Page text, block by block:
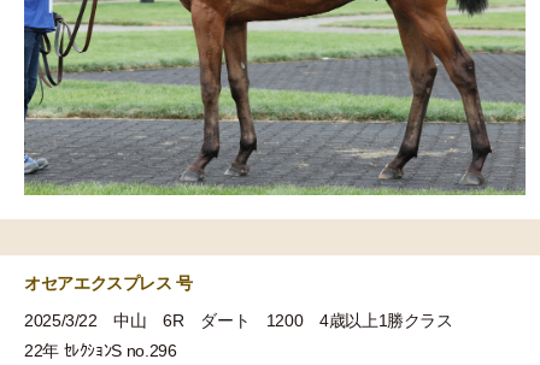
オセアエクスプレス 号
2025/3/22 中山 6R ダート 1200 4歳以上1勝クラス
22年 ｾﾚｸｼｮﾝS no.296